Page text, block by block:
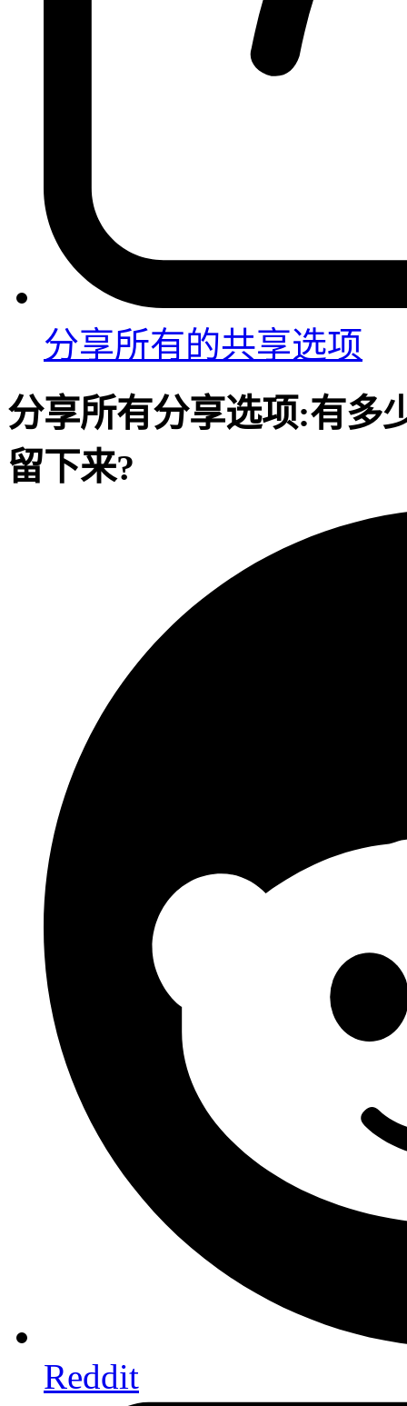
分享所有的共享选项
分享所有分享选项:有多
留下来?
Reddit